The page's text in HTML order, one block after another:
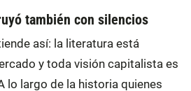
también con silencios
así: la literatura está
y toda visión capitalista es
lo largo de la historia quienes